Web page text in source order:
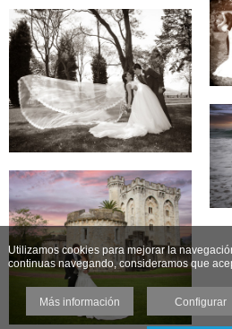
Utilizamos cookies para mejorar la
continuas navegando, consideramos que
Más información Configurar